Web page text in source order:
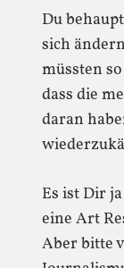
Du
sich
müssten
dass die
daran
Es ist Dir
eine Art
Aber bitte